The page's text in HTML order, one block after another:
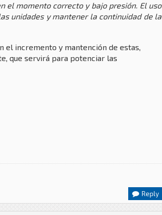
el momento correcto y bajo presión. El uso
unidades y mantener la continuidad de la
el incremento y mantención de estas,
que servirá para potenciar las
Reply